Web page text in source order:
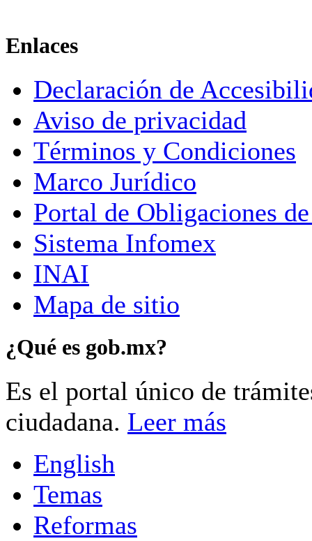
Enlaces
Declaración de
Aviso de privacidad
Términos y Condiciones
Marco Jurídico
Portal de Obligaciones
Sistema Infomex
INAI
Mapa de sitio
¿Qué es gob.mx?
Es el portal único de
ciudadana. Leer más
English
Temas
Reformas